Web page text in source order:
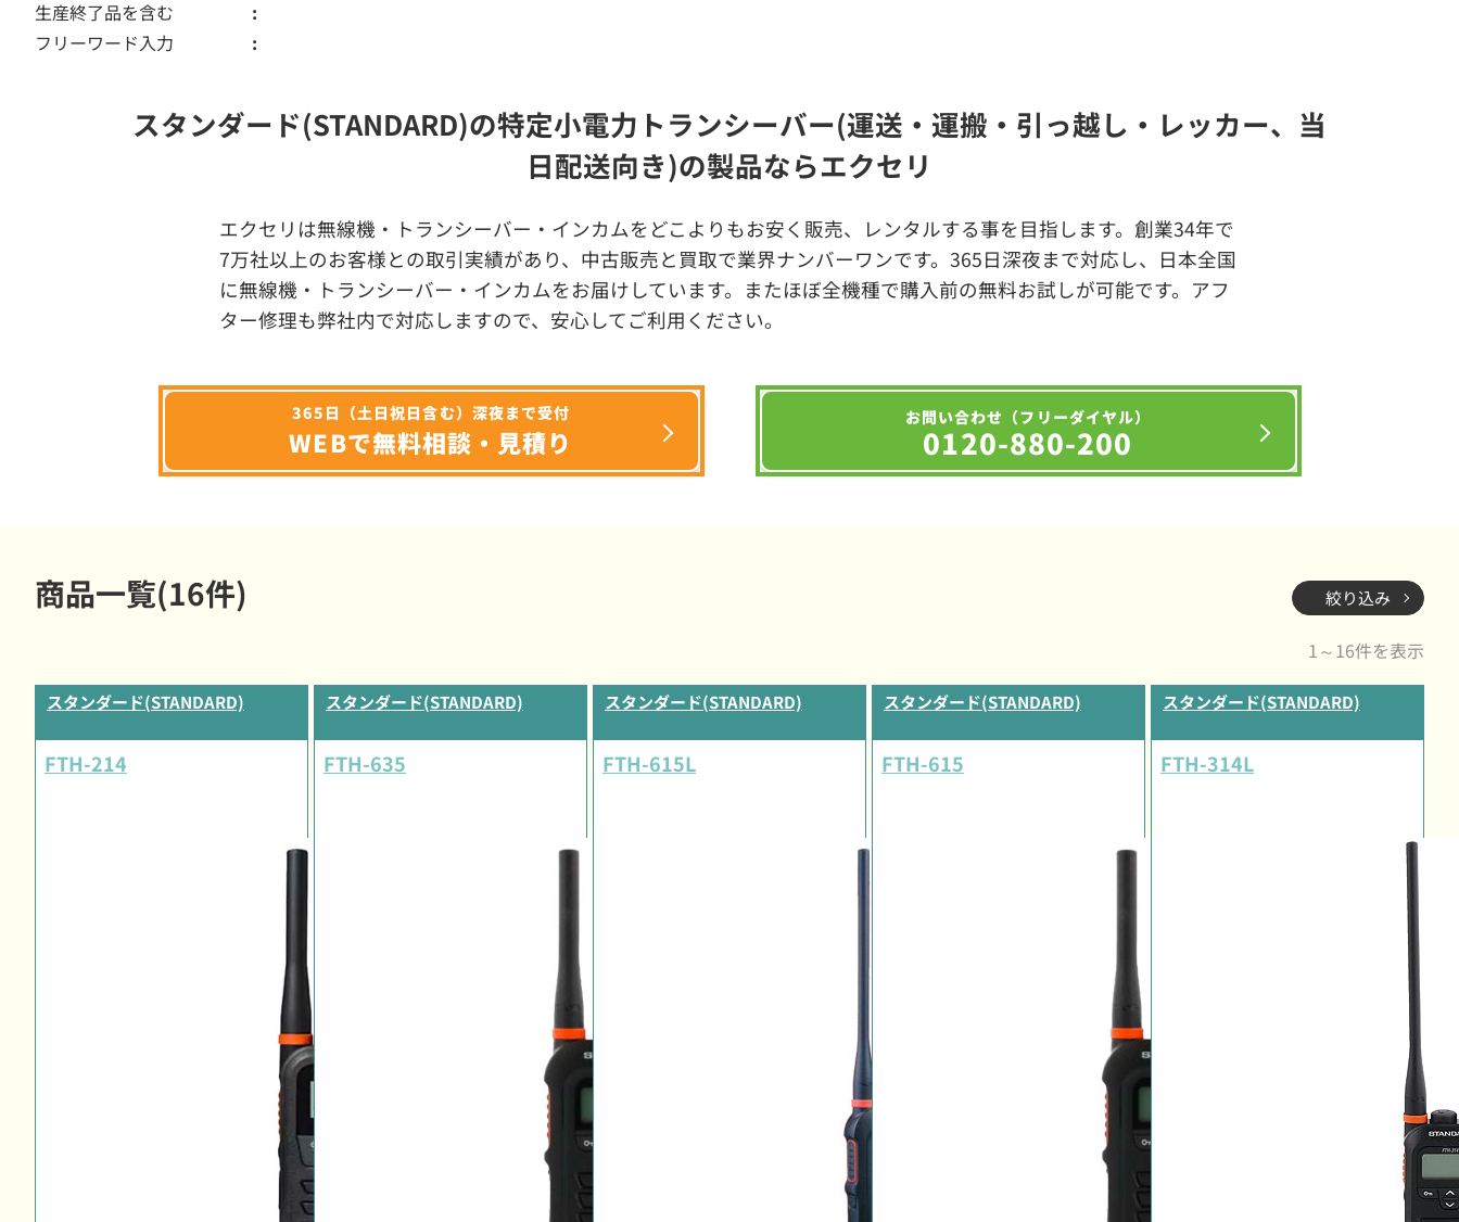
生産終了品を含む
フリーワード入力
スタンダード(STANDARD)の特定小電力トランシーバー(運送・運搬・引っ越し・レッカー、当
日配送向き)の製品ならエクセリ
エクセリは無線機・トランシーバー・インカムをどこよりもお安く販売、レンタルする事を目指します。創業34年で
7万社以上のお客様との取引実績があり、中古販売と買取で業界ナンバーワンです。365日深夜まで対応し、日本全国
に無線機・トランシーバー・インカムをお届けしています。またほぼ全機種で購入前の無料お試しが可能です。アフ
ター修理も弊社内で対応しますので、安心してご利用ください。
365日（土日祝日含む）深夜まで受付
WEBで無料相談・見積り
お問い合わせ（フリーダイヤル）
0120-880-200
商品一覧(16件) 絞り込み
1～16件を表示
スタンダード(STANDARD)
FTH-214
スタンダード(STANDARD)
FTH-635
スタンダード(STANDARD)
FTH-615L
スタンダード(STANDARD)
FTH-615
スタンダード(STANDARD)
FTH-314L